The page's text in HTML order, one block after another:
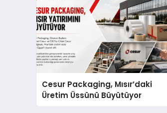
Cesur Packaging, Mısır’daki
Üretim Üssünü Büyütüyor